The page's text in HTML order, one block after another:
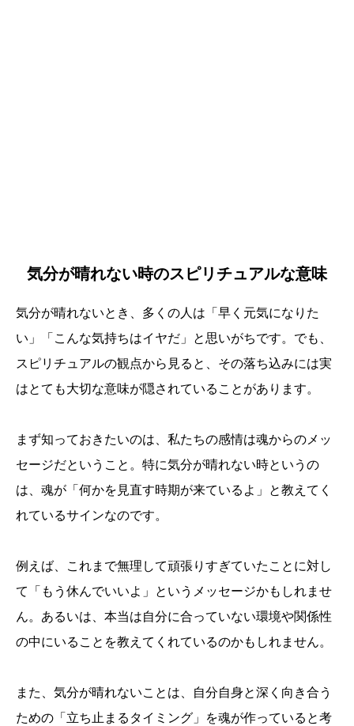
気分が晴れない時のスピリチュアルな意味
気分が晴れないとき、多くの人は「早く元気になりた
い」「こんな気持ちはイヤだ」と思いがちです。でも、
スピリチュアルの観点から見ると、その落ち込みには実
はとても大切な意味が隠されていることがあります。
まず知っておきたいのは、私たちの感情は魂からのメッ
セージだということ。特に気分が晴れない時というの
は、魂が「何かを見直す時期が来ているよ」と教えてく
れているサインなのです。
例えば、これまで無理して頑張りすぎていたことに対し
て「もう休んでいいよ」というメッセージかもしれませ
ん。あるいは、本当は自分に合っていない環境や関係性
の中にいることを教えてくれているのかもしれません。
また、気分が晴れないことは、自分自身と深く向き合う
ための「立ち止まるタイミング」を魂が作っていると考